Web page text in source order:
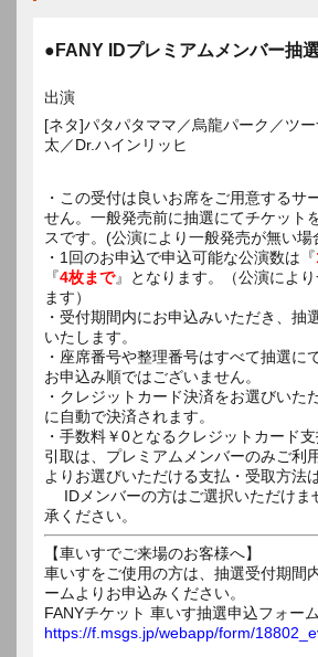
●FANY IDプレミアムメンバー抽
出演
[ネタ]パタパタママ／烏龍パーク／ツ
太／Dr.ハインリッヒ
・この受付は良いお席をご用意するサ
せん。一般発売前に抽選にてチケット
スです。(公演により一般発売が無い場
・1回のお申込で申込可能な公演数は『
『4枚まで』となります。（公演によ
ます）
・受付期間内にお申込みいただき、抽
いたします。
・座席番号や整理番号はすべて抽選に
お申込み順ではございません。
・クレジットカード決済をお選びいた
に自動で決済されます。
・手数料￥0となるクレジットカード
引取は、プレミアムメンバーのみご利
よりお選びいただける支払・受取方法
IDメンバーの方はご選択いただけま
承ください。
【車いすでご来場のお客様へ】
車いすをご使用の方は、抽選受付期間
ームよりお申込みください。
FANYチケット 車いす抽選申込フォーム
https://f.msgs.jp/webapp/form/